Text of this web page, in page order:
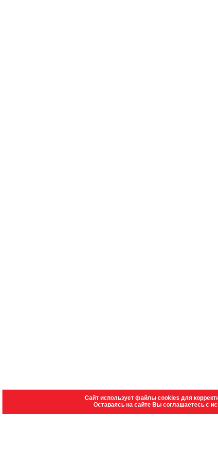
Сайт использует файлы cookies для
Оставаясь на сайте Вы соглашаетесь с